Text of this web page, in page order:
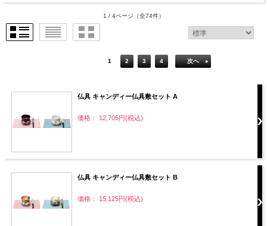
1 / 4ページ （全74件）
1 2 3 4 次へ
仏具 キャンディー仏具敷セット A
価格： 12,705円(税込)
仏具 キャンディー仏具敷セット B
価格： 15,125円(税込)